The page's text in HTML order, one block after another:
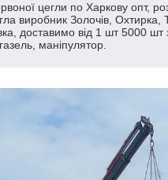
цегли по Харкову опт,
виробник Золочів, Охтирка,
доставимо від 1 шт 5000 шт
маніпулятор.